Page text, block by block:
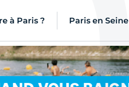
à Paris ? Paris en Seine